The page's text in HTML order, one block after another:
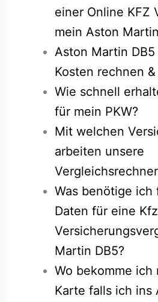
einer Online KFZ
mein Aston
Aston Martin
Kosten rechnen
Wie schnell
für mein PKW?
Mit welchen
arbeiten unsere
Was benötige ich
Daten für eine Kfz
Martin DB5?
Wo bekomme ich
Karte falls ich ins